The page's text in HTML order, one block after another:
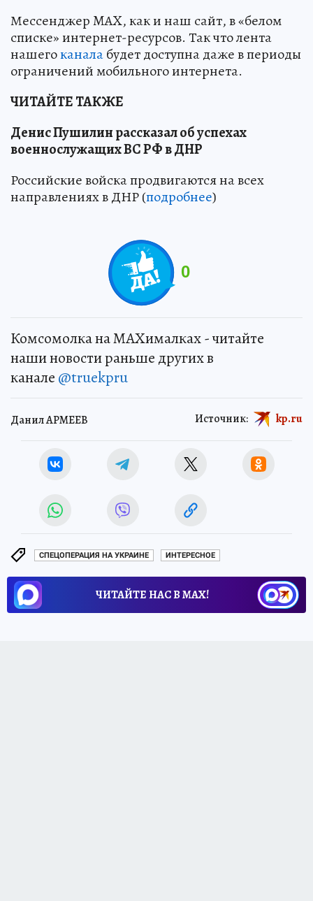
Мессенджер MAX, как и наш сайт, в «белом
списке» интернет-ресурсов. Так что лента
нашегоканалабудет доступна даже в периоды
ограничений мобильного интернета.
ЧИТАЙТЕ ТАКЖЕ
Денис Пушилин рассказал об успехах
военнослужащих ВС РФ в ДНР
Российские войска продвигаются на всех
направлениях в ДНР (подробнее)
0
Комсомолка на MAXималках - читайте
наши новости раньше других в
канале @truekpru
Данил АРМЕЕВ Источник: kp.ru
СПЕЦОПЕРАЦИЯ НА УКРАИНЕ ИНТЕРЕСНОЕ
ЧИТАЙТЕ НАС В МАХ!